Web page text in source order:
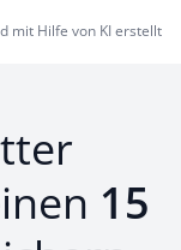
mit Hilfe von KI erstellt
15